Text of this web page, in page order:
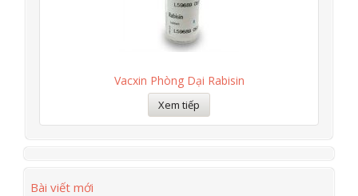
Vacxin Phòng Dại Rabisin
Xem tiếp
Bài viết mới